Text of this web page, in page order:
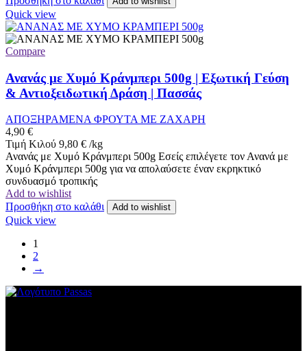
Quick view
Compare
Ανανάς με Χυμό Κράνμπερι 500g | Εξωτική Γεύση
& Αντιοξειδωτική Δράση | Πασσάς
ΑΠΟΞΗΡΑΜΕΝΑ ΦΡΟΥΤΑ ΜΕ ΖΑΧΑΡΗ
4,90 €
Τιμή Κιλού 9,80 € /kg
Ανανάς με Χυμό Κράνμπερι 500g Εσείς επιλέγετε τον Ανανά με
Χυμό Κράνμπερι 500g για να απολαύσετε έναν εκρηκτικό
συνδυασμό τροπικής
Add to wishlist
Προσθήκη στο καλάθι
Add to wishlist
Quick view
1
2
→